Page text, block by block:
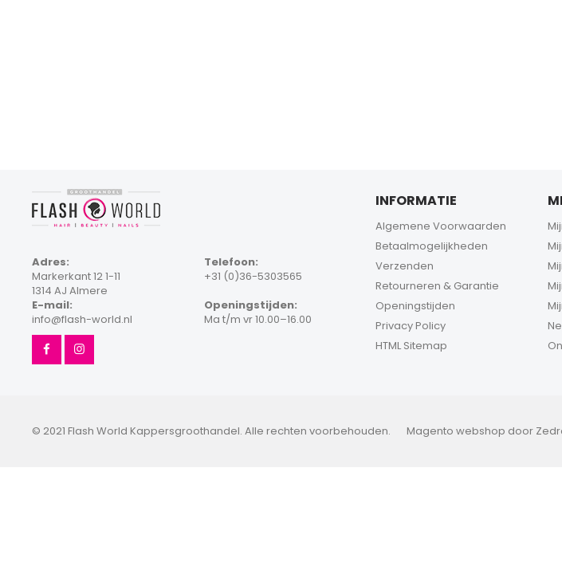
Adres:
Markerkant 12 1-11
1314 AJ Almere
Telefoon:
+31 (0)36-5303565
E-mail:
info@flash-world.nl
Openingstijden:
Ma t/m vr 10.00–16.00
INFORMATIE
Algemene Voorwaarden
Betaalmogelijkheden
Verzenden
Retourneren & Garantie
Openingstijden
Privacy Policy
HTML Sitemap
© 2021 Flash World Kappersgroothandel. Alle rechten voorbehouden. Magento webshop door